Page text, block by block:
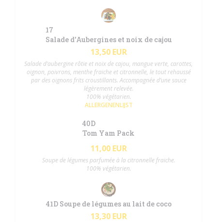
17
Salade d'Aubergines et noix de cajou
13,50 EUR
Salade d’aubergine rôtie et noix de cajou, mangue verte, carottes,
oignon, poivrons, menthe fraiche et citronnelle, le tout rehaussé
par des oignons frits croustillants. Accompagnée d’une sauce
légèrement relevée.
100% végétarien.
ALLERGENENLIJST
40D
Tom Yam Pack
11,00 EUR
Soupe de légumes parfumée à la citronnelle fraiche.
100% végétarien.
41D Soupe de légumes au lait de coco
13,30 EUR